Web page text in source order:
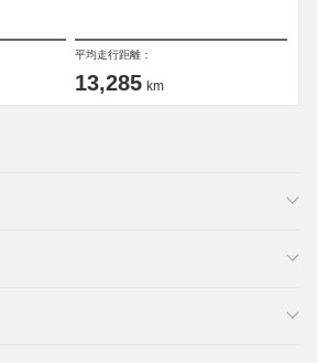
平均走行距離：
13,285 km